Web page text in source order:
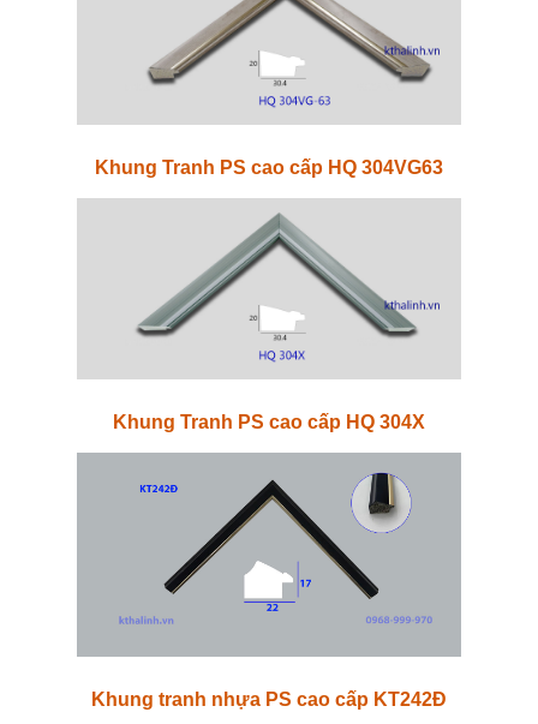
Khung Tranh PS cao cấp HQ 304VG63
Khung Tranh PS cao cấp HQ 304X
Khung tranh nhựa PS cao cấp KT242Đ